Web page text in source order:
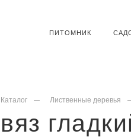
ПИТОМНИК
Каталог Лиственные деревья
вяз